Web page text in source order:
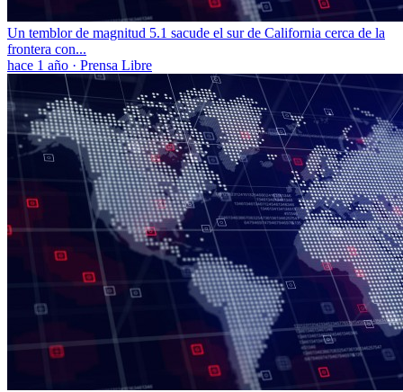
Un temblor de magnitud 5.1 sacude el sur de California cerca de la
frontera con...
hace 1 año · Prensa Libre